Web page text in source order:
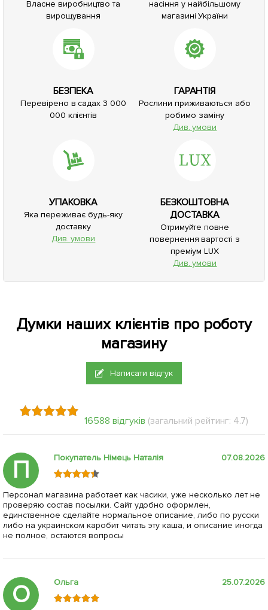
Власне виробництво та
вирощування
насіння у найбільшому
магазині України
БЕЗПЕКА
Перевірено в садах 3 000
000 клієнтів
ГАРАНТІЯ
Рослини приживаються або
робимо заміну
Див. умови
УПАКОВКА
Яка переживає будь-яку
доставку
Див. умови
БЕЗКОШТОВНА
ДОСТАВКА
Отримуйте повне
повернення вартості з
преміум LUX
Див. умови
Думки наших клієнтів про роботу
магазину
Написати відгук
16588 відгуків (загальний рейтинг: 4.7)
П Покупатель Німець Наталія 07.08.2026
Персонал магазина работает как часики, уже несколько лет не
проверяю состав посылки. Сайт удобно оформлен,
единственное сделайте нормальное описание, либо по русски
либо на украинском каробит читать эту каша, и описание иногда
не полное, остаются вопросы
О Ольга 25.07.2026